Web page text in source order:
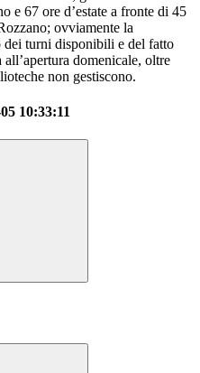
e 67 ore d’estate a fronte di 45
ovviamente la
dei turni disponibili e del fatto
domenicale, oltre
non gestiscono.
10:33:11